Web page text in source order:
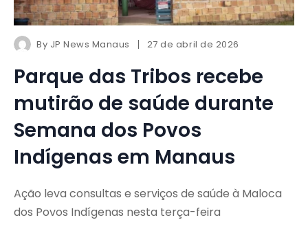
By JP News Manaus 27 de abril de 2026
Parque das Tribos recebe
mutirão de saúde durante
Semana dos Povos
Indígenas em Manaus
Ação leva consultas e serviços de saúde à Maloca
dos Povos Indígenas nesta terça-feira